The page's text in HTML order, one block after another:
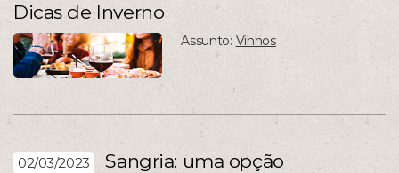
Dicas de Inverno
Assunto: Vinhos
02/03/2023
Sangria: uma opção